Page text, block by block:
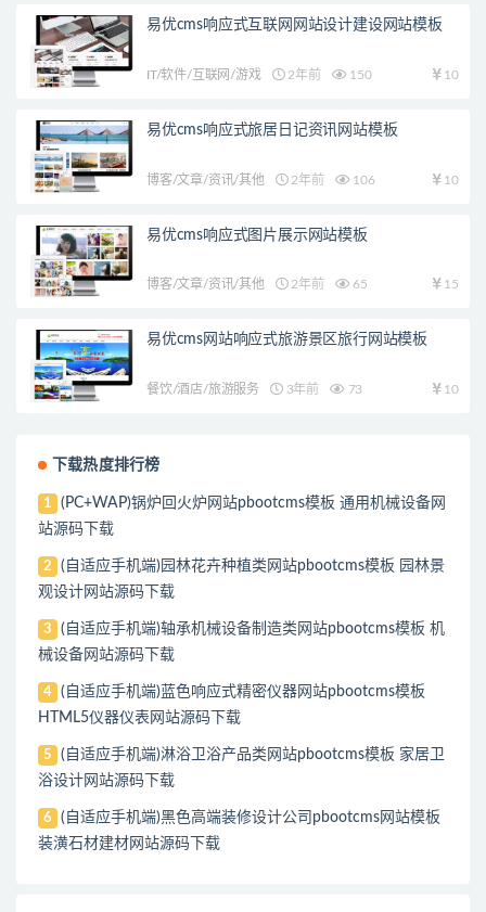
易优cms响应式互联网网站设计建设网站模板
IT/软件/互联网/游戏 2年前 150 10
易优cms响应式旅居日记资讯网站模板
博客/文章/资讯/其他 2年前 106 10
易优cms响应式图片展示网站模板
博客/文章/资讯/其他 2年前 65 15
易优cms网站响应式旅游景区旅行网站模板
餐饮/酒店/旅游服务 3年前 73 10
下载热度排行榜
1
(PC+WAP)锅炉回火炉网站pbootcms模板 通用机械设备网
站源码下载
2
(自适应手机端)园林花卉种植类网站pbootcms模板 园林景
观设计网站源码下载
3
(自适应手机端)轴承机械设备制造类网站pbootcms模板 机
械设备网站源码下载
4
(自适应手机端)蓝色响应式精密仪器网站pbootcms模板
HTML5仪器仪表网站源码下载
5
(自适应手机端)淋浴卫浴产品类网站pbootcms模板 家居卫
浴设计网站源码下载
6
(自适应手机端)黑色高端装修设计公司pbootcms网站模板
装潢石材建材网站源码下载